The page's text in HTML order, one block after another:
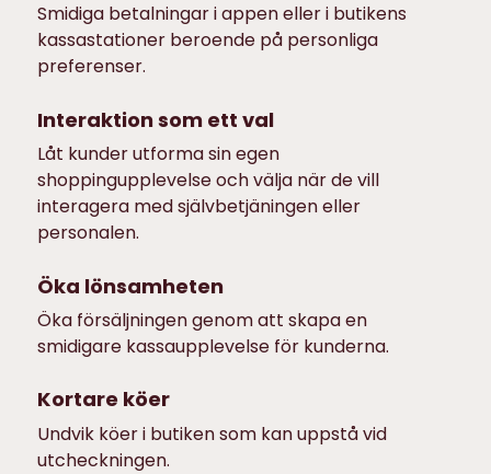
Smidiga betalningar i appen eller i butikens
kassastationer beroende på personliga
preferenser.
Interaktion som ett val
Låt kunder utforma sin egen
shoppingupplevelse och välja när de vill
interagera med självbetjäningen eller
personalen.
Öka lönsamheten
Öka försäljningen genom att skapa en
smidigare kassaupplevelse för kunderna.
Kortare köer
Undvik köer i butiken som kan uppstå vid
utcheckningen.